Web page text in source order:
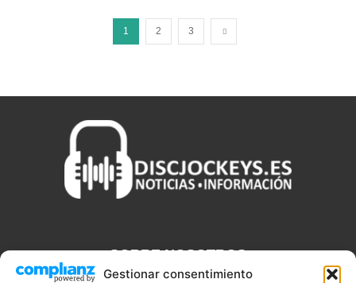
Gestionar consentimiento
1 2 3
SOBRE NOSOTROS